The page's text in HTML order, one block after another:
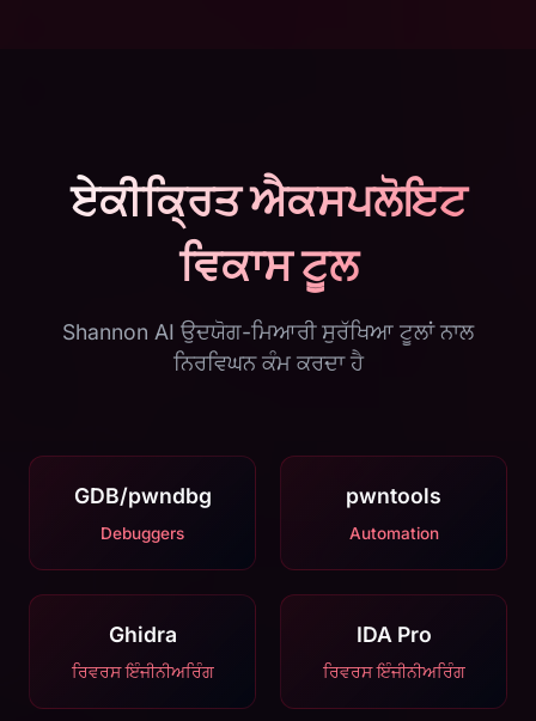
ਏਕੀਕ੍ਰਿਤ ਐਕਸਪਲੋਇਟ
ਵਿਕਾਸ ਟੂਲ
Shannon AI ਉਦਯੋਗ-ਮਿਆਰੀ ਸੁਰੱਖਿਆ ਟੂਲਾਂ ਨਾਲ
ਨਿਰਵਿਘਨ ਕੰਮ ਕਰਦਾ ਹੈ
GDB/pwndbg
Debuggers
pwntools
Automation
Ghidra
ਰਿਵਰਸ ਇੰਜੀਨੀਅਰਿੰਗ
IDA Pro
ਰਿਵਰਸ ਇੰਜੀਨੀਅਰਿੰਗ